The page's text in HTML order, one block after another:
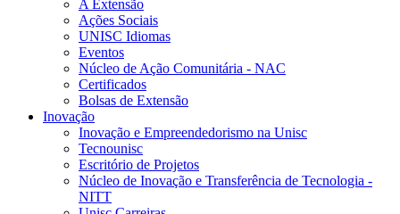
A Extensão
Ações Sociais
UNISC Idiomas
Eventos
Núcleo de Ação Comunitária - NAC
Certificados
Bolsas de Extensão
Inovação
Inovação e Empreendedorismo na Unisc
Tecnounisc
Escritório de Projetos
Núcleo de Inovação e Transferência de Tecnologia -
NITT